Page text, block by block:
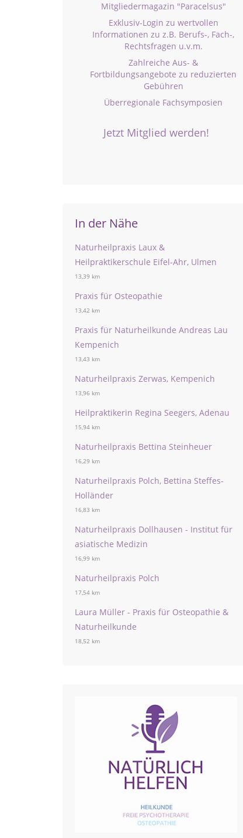
Mitgliedermagazin "Paracelsus"
Exklusiv-Login zu wertvollen
Informationen zu z.B. Berufs-, Fach-,
Rechtsfragen u.v.m.
Zahlreiche Aus- &
Fortbildungsangebote zu reduzierten
Gebühren
Überregionale Fachsymposien
Jetzt Mitglied werden!
In der Nähe
Naturheilpraxis Laux &
Heilpraktikerschule Eifel-Ahr, Ulmen
13,39 km
Praxis für Osteopathie
13,42 km
Praxis für Naturheilkunde Andreas Lau
Kempenich
13,43 km
Naturheilpraxis Zerwas, Kempenich
13,96 km
Heilpraktikerin Regina Seegers, Adenau
15,94 km
Naturheilpraxis Bettina Steinheuer
16,29 km
Naturheilpraxis Polch, Bettina Steffes-
Holländer
16,83 km
Naturheilpraxis Dollhausen - Institut für
asiatische Medizin
16,99 km
Naturheilpraxis Polch
17,54 km
Laura Müller - Praxis für Osteopathie &
Naturheilkunde
18,52 km